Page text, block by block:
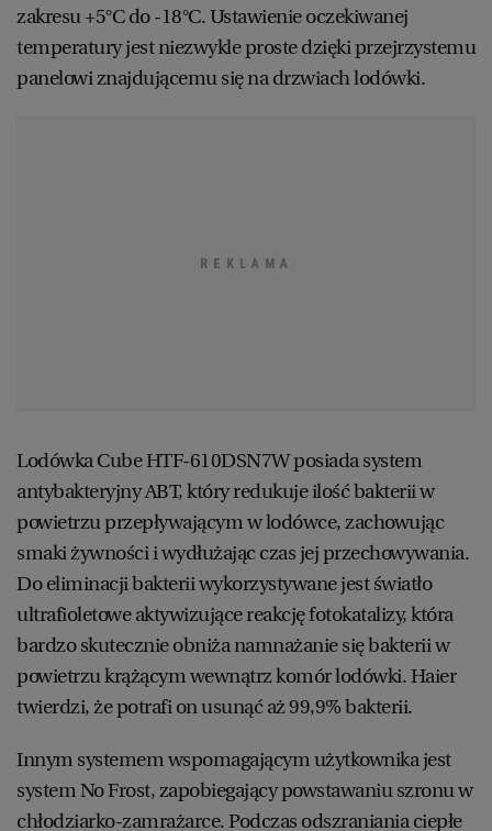
zakresu +5°C do -18°C. Ustawienie oczekiwanej
temperatury jest niezwykle proste dzięki przejrzystemu
panelowi znajdującemu się na drzwiach lodówki.
Lodówka Cube HTF-610DSN7W posiada system
antybakteryjny ABT, który redukuje ilość bakterii w
powietrzu przepływającym w lodówce, zachowując
smaki żywności i wydłużając czas jej przechowywania.
Do eliminacji bakterii wykorzystywane jest światło
ultrafioletowe aktywizujące reakcję fotokatalizy, która
bardzo skutecznie obniża namnażanie się bakterii w
powietrzu krążącym wewnątrz komór lodówki. Haier
twierdzi, że potrafi on usunąć aż 99,9% bakterii.
Innym systemem wspomagającym użytkownika jest
system No Frost, zapobiegający powstawaniu szronu w
chłodziarko-zamrażarce. Podczas odszraniania ciepłe